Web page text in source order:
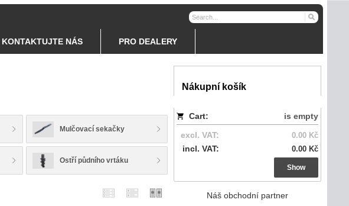
KONTAKTUJTE NÁS PRO DEALERY
Nákupní košík
Cart:
is empty
excl. VAT:
0.00 Kč
incl. VAT: 0.00 Kč
Show
Náš obchodní partner
Mulčovací sekačky
Ostří půdního vrtáku